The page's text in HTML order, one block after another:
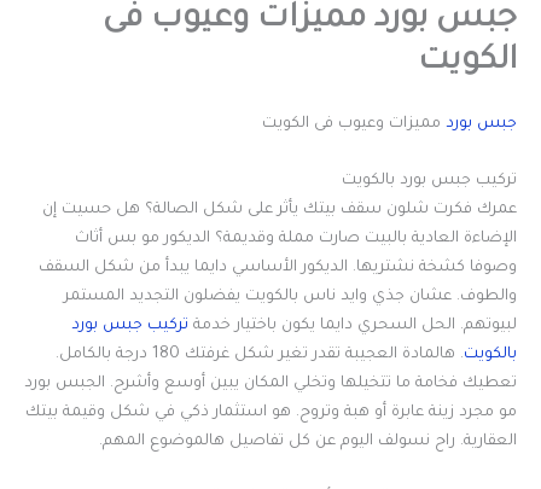
جبس بورد مميزات وعيوب فى
الكويت
جبس بورد مميزات وعيوب فى الكويت
تركيب جبس بورد بالكويت
عمرك فكرت شلون سقف بيتك يأثر على شكل الصالة؟ هل حسيت إن
الإضاءة العادية بالبيت صارت مملة وقديمة؟ الديكور مو بس أثاث
وصوفا كشخة نشتريها. الديكور الأساسي دايما يبدأ من شكل السقف
والطوف. عشان جذي وايد ناس بالكويت يفضلون التجديد المستمر
لبيوتهم. الحل السحري دايما يكون باختيار خدمة تركيب جبس بورد
بالكويت
. هالمادة العجيبة تقدر تغير شكل غرفتك 180 درجة بالكامل.
تعطيك فخامة ما تتخيلها وتخلي المكان يبين أوسع وأشرح. الجبس بورد
مو مجرد زينة عابرة أو هبة وتروح. هو استثمار ذكي في شكل وقيمة بيتك
العقارية. راح نسولف اليوم عن كل تفاصيل هالموضوع المهم.